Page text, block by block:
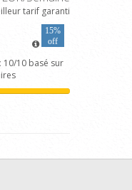
tarif garanti
15%
off
10/10 basé sur